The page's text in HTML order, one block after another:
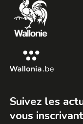
new
window
new
window
new
window
Suivez les
vous